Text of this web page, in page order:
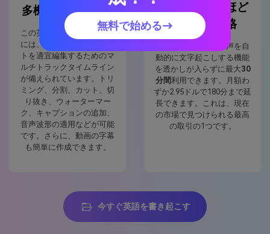
多機能エディター
この英語の文字起こし機能
には、音声、動画、テキス
トを適宜編集するためのマ
ルチトラックタイムライン
が備えられています。トリ
ミング、分割、カット、切
り抜き、ウォーターマー
ク、キャプションの追加、
音声波形の適用などが可能
です。さらに、動画の字幕
も簡単に作成できます。
信じられないほど
のお手頃価格
無料ユーザーは、音声を自
動的に文字起こしする機能
を透かしが入らずに最大30
分間利用できます。月額わ
ずか2.95ドルで180分まで延
長できます。これは、現在
の市場で見つけられる最高
の取引の1つです。
今すぐ英語を書き起こす
無料で始める→